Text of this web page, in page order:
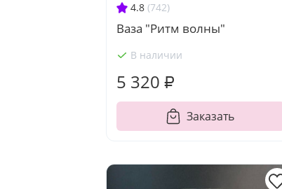
4.8 (742)
Ваза "Ритм волны"
В наличии
5 320 ₽
Заказать